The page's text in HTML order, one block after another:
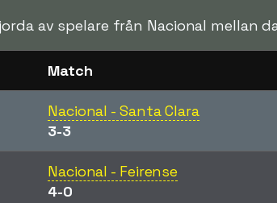
av spelare från Nacional mellan
Match
Nacional - Santa Clara
3-3
Nacional - Feirense
4-0